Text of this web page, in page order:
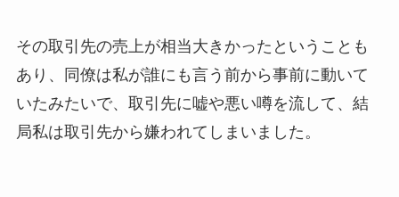
その取引先の売上が相当大きかったということも
あり、同僚は私が誰にも言う前から事前に動いて
いたみたいで、取引先に嘘や悪い噂を流して、結
局私は取引先から嫌われてしまいました。